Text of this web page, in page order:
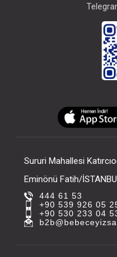
Sururi Mahallesi
Eminönü Fatih/
444 61 53
+90 539 926 05
+90 530 233 04